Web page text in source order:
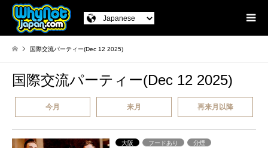
国際交流パーティー(Dec 12 2025)
国際交流パーティー(Dec 12 2025)
今月 来月 再来月以降
大阪 フードあり 分煙